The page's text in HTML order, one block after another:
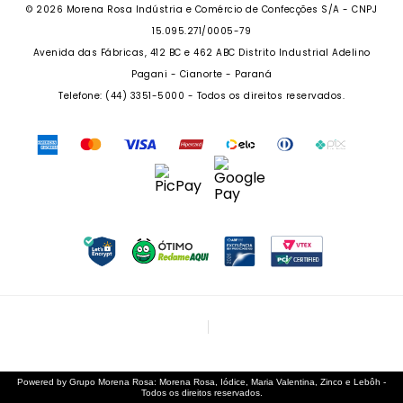
PERSONAL SHOPPER
RECLAME AQUI
DAS 08 ÀS 18H
© 2026 Morena Rosa Indústria e Comércio de Confecções S/A - CNPJ
15.095.271/0005-79
Avenida das Fábricas, 412 BC e 462 ABC Distrito Industrial Adelino
Pagani - Cianorte - Paraná
Telefone: (44) 3351-5000 - Todos os direitos reservados.
Powered by Grupo Morena Rosa: Morena Rosa, Iódice, Maria Valentina, Zinco e Lebôh -
Todos os direitos reservados.